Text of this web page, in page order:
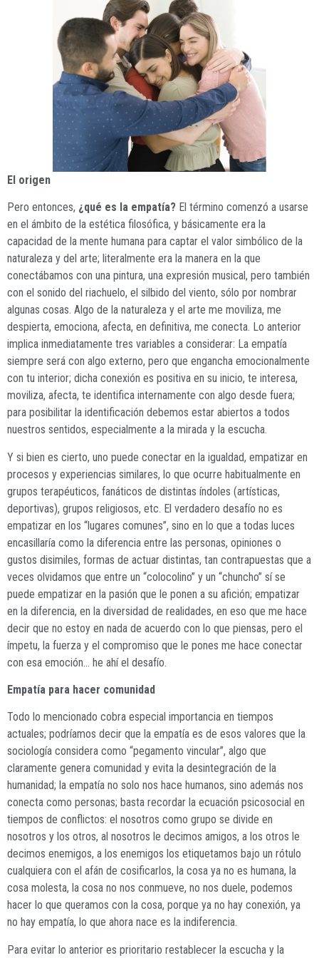
El origen
Pero entonces, ¿qué es la empatía? El término comenzó a usarse
en el ámbito de la estética filosófica, y básicamente era la
capacidad de la mente humana para captar el valor simbólico de la
naturaleza y del arte; literalmente era la manera en la que
conectábamos con una pintura, una expresión musical, pero también
con el sonido del riachuelo, el silbido del viento, sólo por nombrar
algunas cosas. Algo de la naturaleza y el arte me moviliza, me
despierta, emociona, afecta, en definitiva, me conecta. Lo anterior
implica inmediatamente tres variables a considerar: La empatía
siempre será con algo externo, pero que engancha emocionalmente
con tu interior; dicha conexión es positiva en su inicio, te interesa,
moviliza, afecta, te identifica internamente con algo desde fuera;
para posibilitar la identificación debemos estar abiertos a todos
nuestros sentidos, especialmente a la mirada y la escucha.
Y si bien es cierto, uno puede conectar en la igualdad, empatizar en
procesos y experiencias similares, lo que ocurre habitualmente en
grupos terapéuticos, fanáticos de distintas índoles (artísticas,
deportivas), grupos religiosos, etc. El verdadero desafío no es
empatizar en los “lugares comunes”, sino en lo que a todas luces
encasillaría como la diferencia entre las personas, opiniones o
gustos disimiles, formas de actuar distintas, tan contrapuestas que a
veces olvidamos que entre un “colocolino” y un “chuncho” sí se
puede empatizar en la pasión que le ponen a su afición; empatizar
en la diferencia, en la diversidad de realidades, en eso que me hace
decir que no estoy en nada de acuerdo con lo que piensas, pero el
ímpetu, la fuerza y el compromiso que le pones me hace conectar
con esa emoción… he ahí el desafío.
Empatía para hacer comunidad
Todo lo mencionado cobra especial importancia en tiempos
actuales; podríamos decir que la empatía es de esos valores que la
sociología considera como “pegamento vincular”, algo que
claramente genera comunidad y evita la desintegración de la
humanidad; la empatía no solo nos hace humanos, sino además nos
conecta como personas; basta recordar la ecuación psicosocial en
tiempos de conflictos: el nosotros como grupo se divide en
nosotros y los otros, al nosotros le decimos amigos, a los otros le
decimos enemigos, a los enemigos los etiquetamos bajo un rótulo
cualquiera con el afán de cosificarlos, la cosa ya no es humana, la
cosa molesta, la cosa no nos conmueve, no nos duele, podemos
hacer lo que queramos con la cosa, porque ya no hay conexión, ya
no hay empatía, lo que ahora nace es la indiferencia.
Para evitar lo anterior es prioritario restablecer la escucha y la